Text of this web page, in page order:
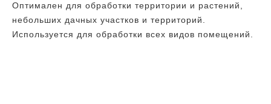
Оптимален для обработки территории и растений,
небольших дачных участков и территорий.
Используется для обработки всех видов помещений.